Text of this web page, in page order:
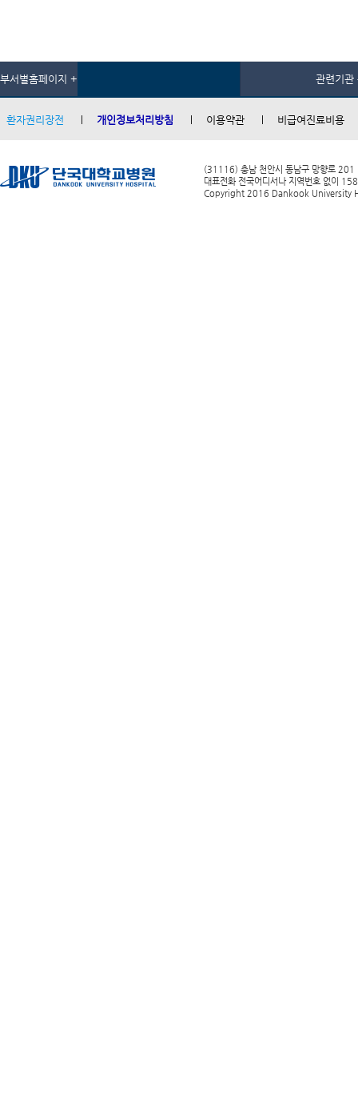
부서별홈페이지 + 관련기관
환자권리장전 개인정보처리방침 이용약관 비급여진료비용
(31116) 충남 천안시 동남구 망향로 201
대표전화 전국어디서나 지역번호 없이
Copyright 2016 Dankook University